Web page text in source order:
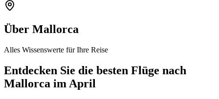
Über Mallorca
Alles Wissenswerte für Ihre Reise
Entdecken Sie die besten Flüge nach
Mallorca im April